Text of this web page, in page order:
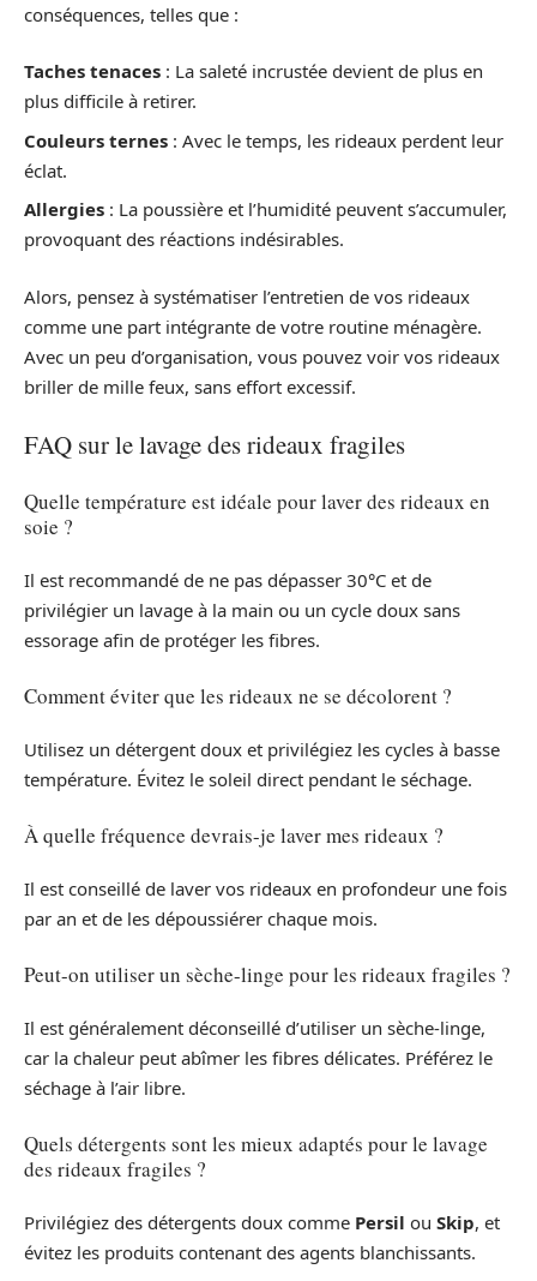
conséquences, telles que :
Taches tenaces : La saleté incrustée devient de plus en
plus difficile à retirer.
Couleurs ternes : Avec le temps, les rideaux perdent leur
éclat.
Allergies : La poussière et l’humidité peuvent s’accumuler,
provoquant des réactions indésirables.
Alors, pensez à systématiser l’entretien de vos rideaux
comme une part intégrante de votre routine ménagère.
Avec un peu d’organisation, vous pouvez voir vos rideaux
briller de mille feux, sans effort excessif.
FAQ sur le lavage des rideaux fragiles
Quelle température est idéale pour laver des rideaux en
soie ?
Il est recommandé de ne pas dépasser 30°C et de
privilégier un lavage à la main ou un cycle doux sans
essorage afin de protéger les fibres.
Comment éviter que les rideaux ne se décolorent ?
Utilisez un détergent doux et privilégiez les cycles à basse
température. Évitez le soleil direct pendant le séchage.
À quelle fréquence devrais-je laver mes rideaux ?
Il est conseillé de laver vos rideaux en profondeur une fois
par an et de les dépoussiérer chaque mois.
Peut-on utiliser un sèche-linge pour les rideaux fragiles ?
Il est généralement déconseillé d’utiliser un sèche-linge,
car la chaleur peut abîmer les fibres délicates. Préférez le
séchage à l’air libre.
Quels détergents sont les mieux adaptés pour le lavage
des rideaux fragiles ?
Privilégiez des détergents doux comme Persil ou Skip, et
évitez les produits contenant des agents blanchissants.